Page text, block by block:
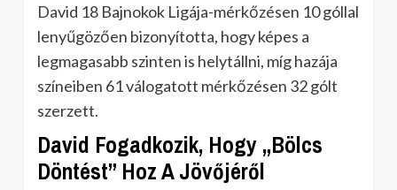
David 18 Bajnokok Ligája-mérkőzésen 10 góllal
lenyűgözően bizonyította, hogy képes a
legmagasabb szinten is helytállni, míg hazája
színeiben 61 válogatott mérkőzésen 32 gólt
szerzett.
David Fogadkozik, Hogy „Bölcs
Döntést” Hoz A Jövőjéről